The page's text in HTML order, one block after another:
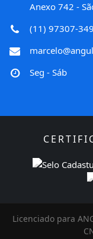
Anexo 742 -
(11) 97307-
Seg - Sáb
Licenciado para